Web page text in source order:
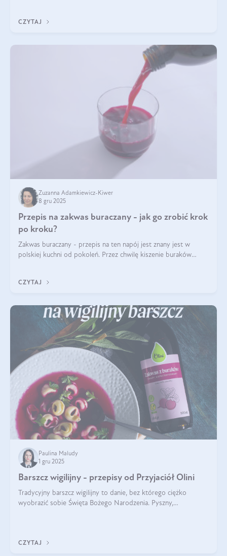
CZYTAJ
Zuzanna Adamkiewicz-Kiwer
8 gru 2025
Przepis na zakwas buraczany - jak go zrobić krok
po kroku?
Zakwas buraczany - przepis na ten napój jest znany jest w
polskiej kuchni od pokoleń. Przez chwilę kiszenie buraków
CZYTAJ
Paulina Maludy
1 gru 2025
Barszcz wigilijny - przepisy od Przyjaciół Olini
Tradycyjny barszcz wigilijny to danie, bez którego ciężko
wyobrazić sobie Święta Bożego Narodzenia. Pyszny,
CZYTAJ